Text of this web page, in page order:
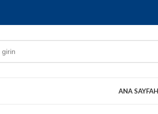
ANA SAYFA